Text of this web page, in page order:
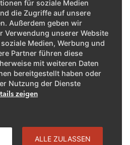
für soziale Medien
die Zugriffe auf unsere
Außerdem geben wir
Verwendung unserer Website
Medien, Werbung und
Partner führen diese
mit weiteren Daten
bereitgestellt haben oder
Nutzung der Dienste
zeigen
ALLE ZULASSEN
auf